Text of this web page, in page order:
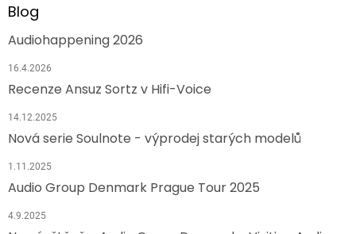
Blog
Audiohappening 2026
16.4.2026
Recenze Ansuz Sortz v Hifi-Voice
14.12.2025
Nová serie Soulnote - výprodej starých modelů
1.11.2025
Audio Group Denmark Prague Tour 2025
4.9.2025